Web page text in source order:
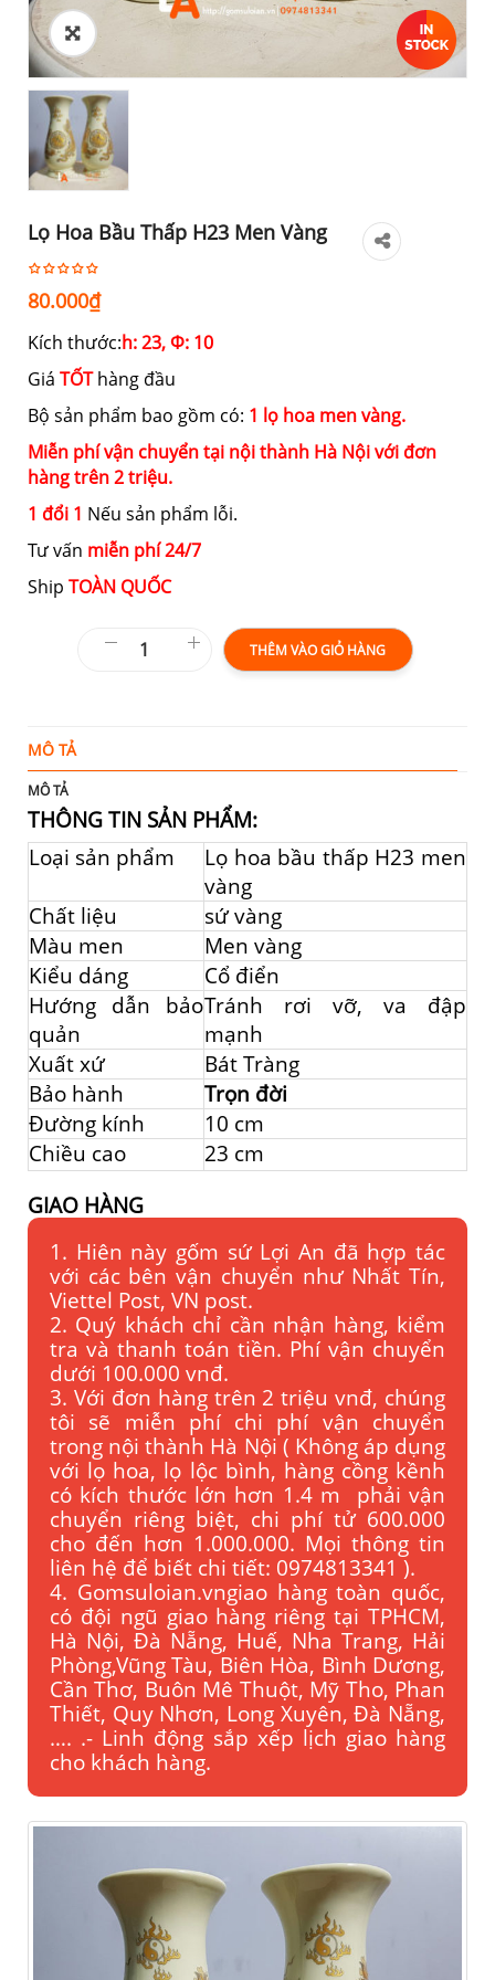
Lọ Hoa Bầu Thấp H23 Men Vàng
80.000₫
Kích thước:h: 23, Ф: 10
Giá TỐThàng đầu
Bộ sản phẩm bao gồm có: 1 lọ hoa men vàng.
Miễn phí vận chuyển tại nội thành Hà Nội với đơn
hàng trên 2 triệu.
1 đổi 1 Nếu sản phẩm lỗi.
Tư vấn miễn phí 24/7
Ship TOÀN QUỐC
THÊM VÀO GIỎ HÀNG
MÔ TẢ
MÔ TẢ
THÔNG TIN SẢN PHẨM:
Loại sản phẩm
Lọ hoa bầu thấp H23 men
vàng
Chất liệu
sứ vàng
Màu men
Men vàng
Kiểu dáng
Cổ điển
Hướng dẫn bảo
quản
Tránh rơi vỡ, va đập
mạnh
Xuất xứ
Bát Tràng
Bảo hành
Trọn đời
Đường kính
10 cm
Chiều cao
23 cm
GIAO HÀNG
1. Hiên này gốm sứ Lợi An đã hợp tác
với các bên vận chuyển như Nhất Tín,
Viettel Post, VN post.
2. Quý khách chỉ cần nhận hàng, kiểm
tra và thanh toán tiền. Phí vận chuyển
dưới 100.000 vnđ.
3. Với đơn hàng trên 2 triệu vnđ, chúng
tôi sẽ miễn phí chi phí vận chuyển
trong nội thành Hà Nội ( Không áp dụng
với lọ hoa, lọ lộc bình, hàng cồng kềnh
có kích thước lớn hơn 1.4 m phải vận
chuyển riêng biệt, chi phí tử 600.000
cho đến hơn 1.000.000. Mọi thông tin
liên hệ để biết chi tiết: 0974813341 ).
4. Gomsuloian.vngiao hàng toàn quốc,
có đội ngũ giao hàng riêng tại TPHCM,
Hà Nội, Đà Nẵng, Huế, Nha Trang, Hải
Phòng,Vũng Tàu, Biên Hòa, Bình Dương,
Cần Thơ, Buôn Mê Thuột, Mỹ Tho, Phan
Thiết, Quy Nhơn, Long Xuyên, Đà Nẵng,
…. .- Linh động sắp xếp lịch giao hàng
cho khách hàng.